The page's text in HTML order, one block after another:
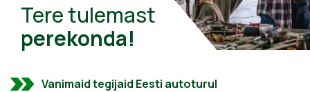
Tere tulemast
perekonda!
Vanimaid tegijaid Eesti autoturul